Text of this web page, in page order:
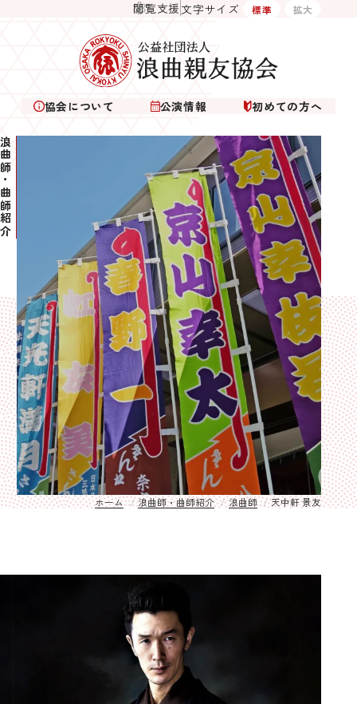
閲覧支援 文字サイズ 標準 拡大
協会について 公演情報 初めての方へ
師紹介
ホーム 浪曲師・曲師紹介 浪曲師 天中軒 景友